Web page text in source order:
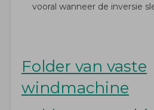
vooral wanneer de inversie
Folder van vaste
windmachine